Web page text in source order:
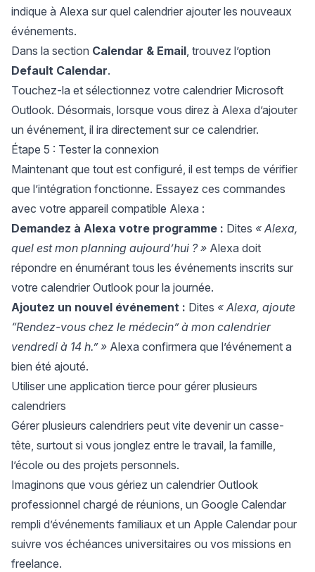
indique à Alexa sur quel calendrier ajouter les nouveaux
événements.
Dans la section Calendar & Email, trouvez l’option
Default Calendar.
Touchez-la et sélectionnez votre calendrier Microsoft
Outlook. Désormais, lorsque vous direz à Alexa d’ajouter
un événement, il ira directement sur ce calendrier.
Étape 5 : Tester la connexion
Maintenant que tout est configuré, il est temps de vérifier
que l’intégration fonctionne. Essayez ces commandes
avec votre appareil compatible Alexa :
Demandez à Alexa votre programme : Dites « Alexa,
quel est mon planning aujourd’hui ? » Alexa doit
répondre en énumérant tous les événements inscrits sur
votre calendrier Outlook pour la journée.
Ajoutez un nouvel événement : Dites « Alexa, ajoute
“Rendez-vous chez le médecin” à mon calendrier
vendredi à 14 h.” » Alexa confirmera que l’événement a
bien été ajouté.
Utiliser une application tierce pour gérer plusieurs
calendriers
Gérer plusieurs calendriers peut vite devenir un casse-
tête, surtout si vous jonglez entre le travail, la famille,
l’école ou des projets personnels.
Imaginons que vous gériez un calendrier Outlook
professionnel chargé de réunions, un Google Calendar
rempli d’événements familiaux et un Apple Calendar pour
suivre vos échéances universitaires ou vos missions en
freelance.